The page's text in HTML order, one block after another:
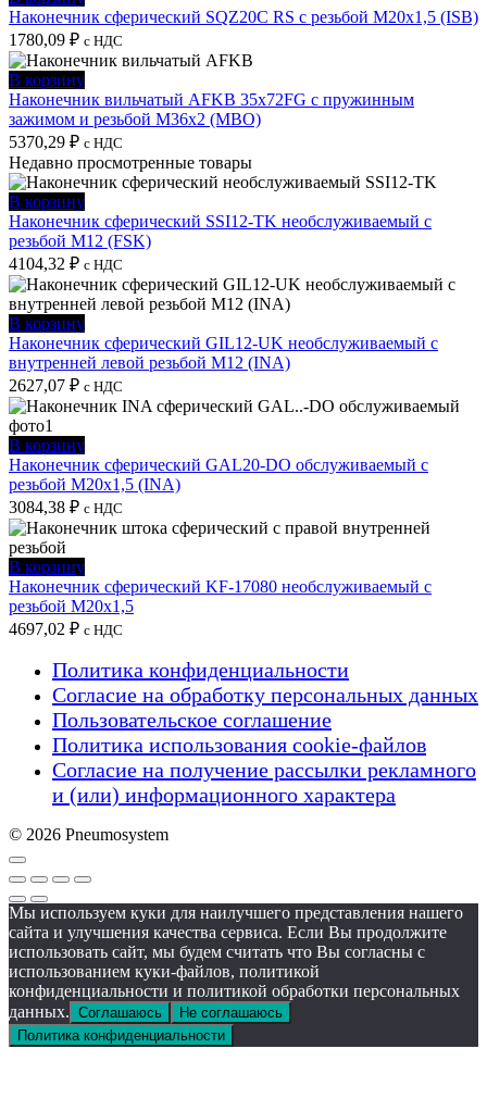
Наконечник сферический SQZ20C RS с резьбой M20x1,5 (ISB)
1780,09 ₽ с НДС
В корзину
Наконечник вильчатый AFKB 35x72FG с пружинным
зажимом и резьбой M36x2 (MBO)
5370,29 ₽ с НДС
Недавно просмотренные товары
В корзину
Наконечник сферический SSI12-TK необслуживаемый с
резьбой M12 (FSK)
4104,32 ₽ с НДС
В корзину
Наконечник сферический GIL12-UK необслуживаемый с
внутренней левой резьбой M12 (INA)
2627,07 ₽ с НДС
В корзину
Наконечник сферический GAL20-DO обслуживаемый с
резьбой M20x1,5 (INA)
3084,38 ₽ с НДС
В корзину
Наконечник сферический KF-17080 необслуживаемый с
резьбой M20x1,5
4697,02 ₽ с НДС
Политика конфиденциальности
Согласие на обработку персональных данных
Пользовательское соглашение
Политика использования cookie-файлов
Согласие на получение рассылки рекламного
и (или) информационного характера
© 2026 Pneumosystem
Мы используем куки для наилучшего представления нашего
сайта и улучшения качества сервиса. Если Вы продолжите
использовать сайт, мы будем считать что Вы согласны с
использованием куки-файлов, политикой
конфиденциальности и политикой обработки персональных
данных. Соглашаюсь
Не соглашаюсь
Политика конфиденциальности